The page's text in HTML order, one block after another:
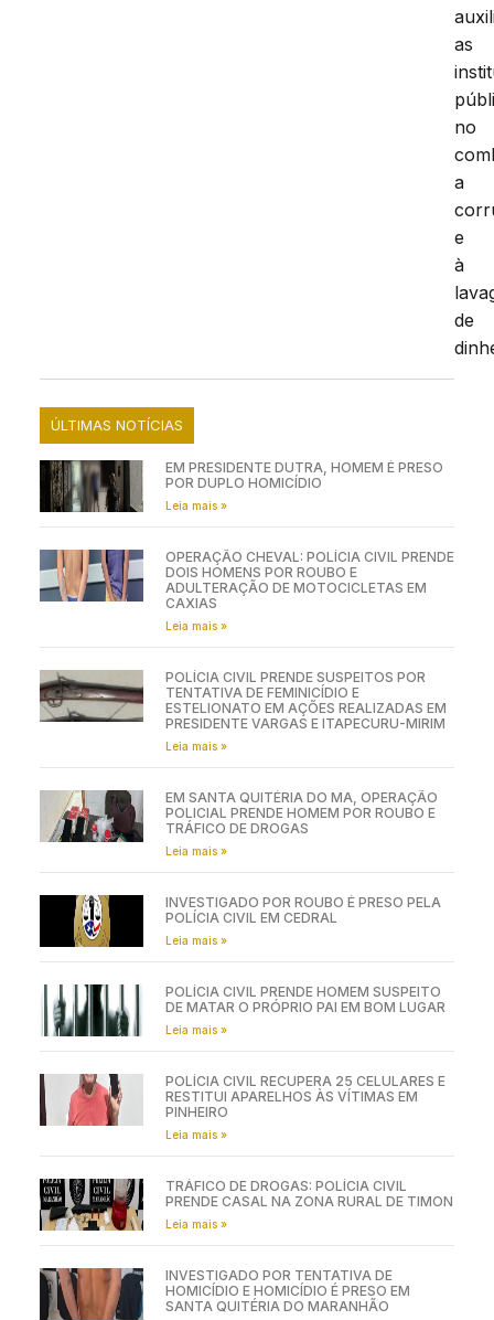
as
no
a
e
à
de
ÚLTIMAS NOTÍCIAS
EM PRESIDENTE DUTRA, HOMEM É PRESO
POR DUPLO HOMICÍDIO
Leia mais »
OPERAÇÃO CHEVAL: POLÍCIA CIVIL PRENDE
DOIS HOMENS POR ROUBO E
ADULTERAÇÃO DE MOTOCICLETAS EM
CAXIAS
Leia mais »
POLÍCIA CIVIL PRENDE SUSPEITOS POR
TENTATIVA DE FEMINICÍDIO E
ESTELIONATO EM AÇÕES REALIZADAS EM
PRESIDENTE VARGAS E ITAPECURU-MIRIM
Leia mais »
EM SANTA QUITÉRIA DO MA, OPERAÇÃO
POLICIAL PRENDE HOMEM POR ROUBO E
TRÁFICO DE DROGAS
Leia mais »
INVESTIGADO POR ROUBO É PRESO PELA
POLÍCIA CIVIL EM CEDRAL
Leia mais »
POLÍCIA CIVIL PRENDE HOMEM SUSPEITO
DE MATAR O PRÓPRIO PAI EM BOM LUGAR
Leia mais »
POLÍCIA CIVIL RECUPERA 25 CELULARES E
RESTITUI APARELHOS ÀS VÍTIMAS EM
PINHEIRO
Leia mais »
TRÁFICO DE DROGAS: POLÍCIA CIVIL
PRENDE CASAL NA ZONA RURAL DE TIMON
Leia mais »
INVESTIGADO POR TENTATIVA DE
HOMICÍDIO E HOMICÍDIO É PRESO EM
SANTA QUITÉRIA DO MARANHÃO